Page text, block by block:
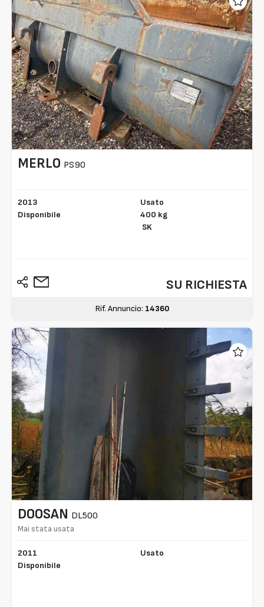
MERLO PS90
2013
Disponibile
Usato
400 kg
SK
SU RICHIESTA
Rif. Annuncio: 14360
DOOSAN DL500
Mai stata usata
2011
Disponibile
Usato